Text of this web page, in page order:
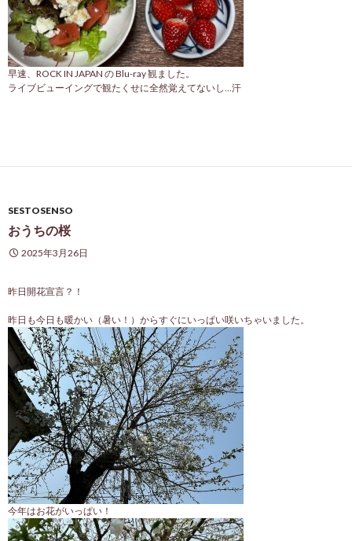
早速、ROCK IN JAPAN の Blu-ray 観ました。
ライブビューイングで観たくせに全然覚えてないし…汗
SESTOSENSO
おうちの桜
2025年3月26日
昨日開花宣言？！
昨日も今日も暖かい（暑い！）からすぐにいっぱい咲いちゃいました。
今年はお花がいっぱい！